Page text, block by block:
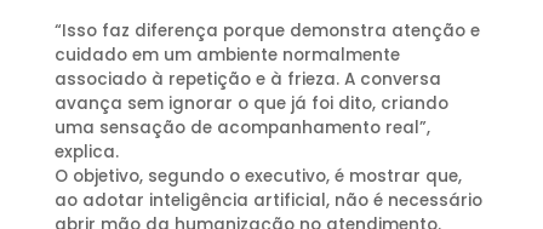
“Isso faz diferença porque demonstra atenção e
cuidado em um ambiente normalmente
associado à repetição e à frieza. A conversa
avança sem ignorar o que já foi dito, criando
uma sensação de acompanhamento real”,
explica.
O objetivo, segundo o executivo, é mostrar que,
ao adotar inteligência artificial, não é necessário